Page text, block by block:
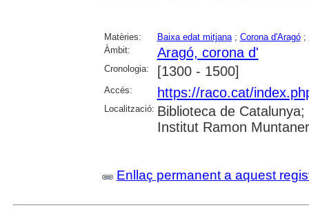
Matèries: Baixa edat mitjana; Corona d'Aragó;
Àmbit:
Aragó, corona d'
Cronologia: [1300 - 1500]
Accés: https://raco.cat/
Localització: Biblioteca de
Institut Ramon
Enllaç permanent a aquest